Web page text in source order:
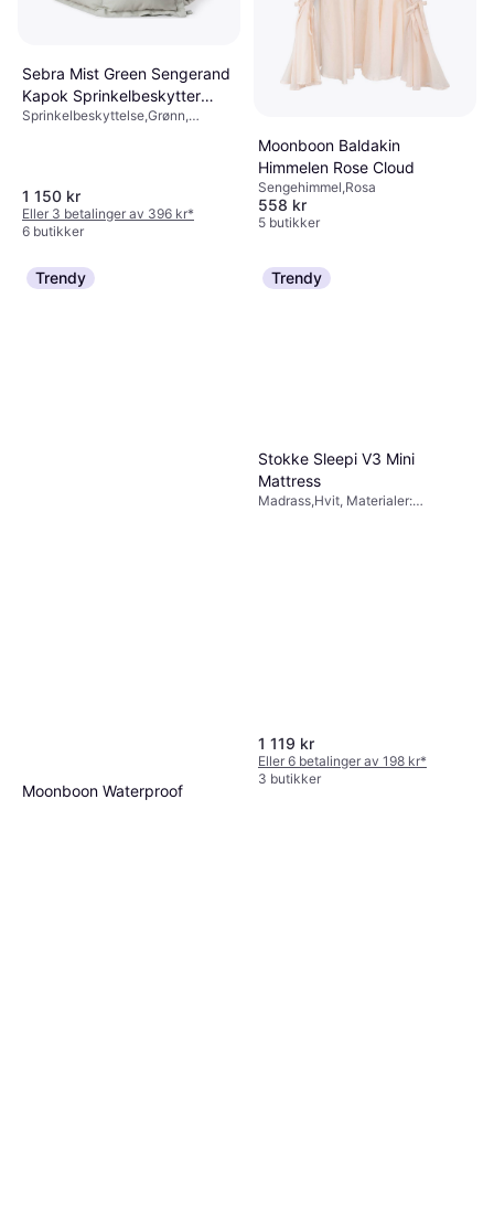
Sebra Mist Green Sengerand
Kapok Sprinkelbeskytter
360x26 cm
Sprinkelbeskyttelse,Grønn,
1 150 kr
Eller 3 betalinger av 396 kr*
6 butikker
Moonboon Baldakin
Himmelen Rose Cloud
Sengehimmel,Rosa
558 kr
5 butikker
Trendy
Moonboon Waterproof
Trendy
Stokke Sleepi V3 Mini
Mattress
Madrass,Hvit, Materialer:
1 119 kr
Eller 6 betalinger av 198 kr*
3 butikker